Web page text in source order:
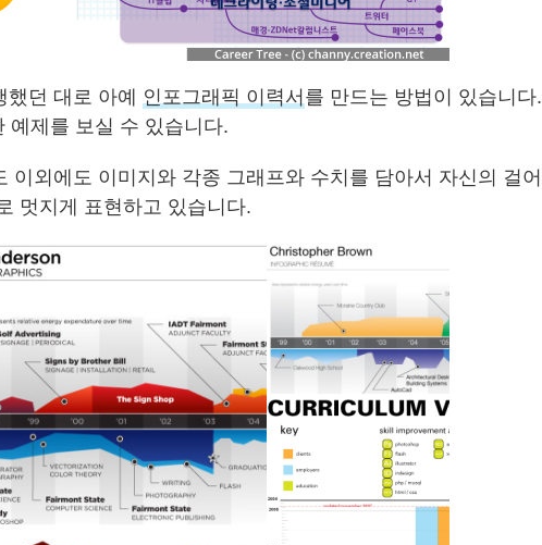
던 대로 아예 인포그래픽 이력서 를 만드는 방법이 있습니다.
예제를 보실 수 있습니다.
이외에도 이미지와 각종 그래프와 수치를 담아서 자신의 걸어
멋지게 표현하고 있습니다.